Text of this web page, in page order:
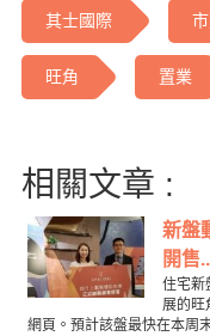
其士國際
旺角 置業
相關文章 :
新盤
開售
住宅新
展的旺
網頁。預計該盤最快在本周